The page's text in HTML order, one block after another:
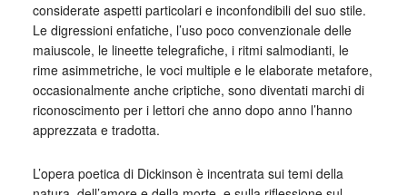
considerate aspetti particolari e inconfondibili del suo stile.
Le digressioni enfatiche, l’uso poco convenzionale delle
maiuscole, le lineette telegrafiche, i ritmi salmodianti, le
rime asimmetriche, le voci multiple e le elaborate metafore,
occasionalmente anche criptiche, sono diventati marchi di
riconoscimento per i lettori che anno dopo anno l’hanno
apprezzata e tradotta.
L’opera poetica di Dickinson è incentrata sui temi della